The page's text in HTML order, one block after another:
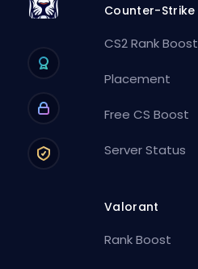
Counter-Strike
CS2 Rank Boost
Placement
Free CS Boost
Server Status
Valorant
Rank Boost